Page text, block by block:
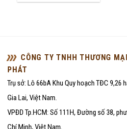
sao
CÔNG TY TNHH THƯƠNG
PHÁT
Trụ sở: Lô 66bA Khu Quy hoạch TĐC 9,26
Gia Lai, Việt Nam.
VPĐD Tp.HCM: Số 111H, Đường số 38,
Chí Minh, Việt Nam.